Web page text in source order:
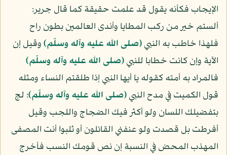
الإيجاب فكأنه يقول قد علمت حقيقة كما قال جرير:
ألستم خير من ركب المطايا وأندى العالمين بطون راح
فلهذا خاطب به النبي(صلى الله عليه وآله وسلّم)وقيل إن
الآية وإن كانت خطابا للنبي(صلى الله عليه وآله وسلّم)
فالمراد به أمته كقوله يا أيها النبي إذا طلقتم النساء ومثله
قول الكميت في مدح النبي(صلى الله عليه وآله وسلّم): لج
بتفضيلك اللسان ولو أكثر فيك الضجاج واللجب وقيل
أفرطت بل قصدت ولو عنفني القائلون أو ثلبوا أنت المصفى
المهذب المحض في النسبة إن نص قومك النسب فأخرج